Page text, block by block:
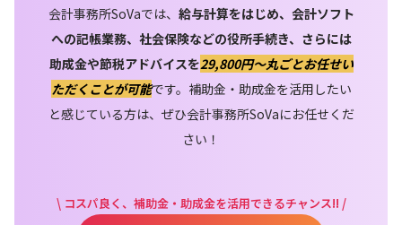
会計事務所SoVaでは、 給与計算をはじめ、会計ソフト
への記帳業務、社会保険などの役所手続き、さらには
助成金や節税アドバイスを29,800円〜丸ごとお任せい
ただくことが可能です。補助金・助成金を活用したい
と感じている方は、ぜひ会計事務所SoVaにお任せくだ
さい！
\ コスパ良く、補助金・助成金を活用できるチャンス!! /